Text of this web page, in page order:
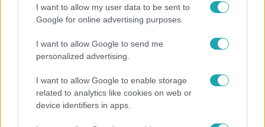
I want to allow my user data to be sent to
Google for online advertising purposes.
I want to allow Google to send me
personalized advertising.
I want to allow Google to enable storage
related to analytics like cookies on web or
device identifiers in apps.
Reggeli
Így hűtik a jegesmedvéket és a pingvineket a